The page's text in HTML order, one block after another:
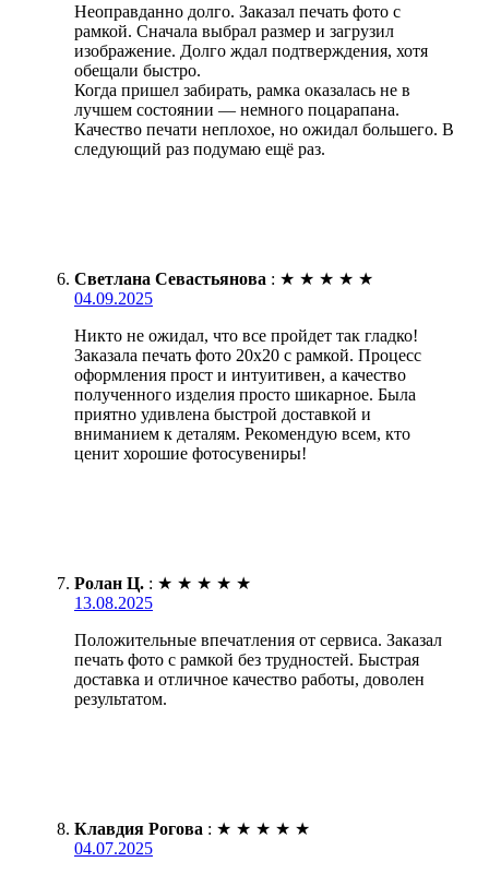
Неоправданно долго. Заказал печать фото с
рамкой. Сначала выбрал размер и загрузил
изображение. Долго ждал подтверждения, хотя
обещали быстро.
Когда пришел забирать, рамка оказалась не в
лучшем состоянии — немного поцарапана.
Качество печати неплохое, но ожидал большего. В
следующий раз подумаю ещё раз.
Светлана Севастьянова : ★ ★ ★ ★ ★
04.09.2025
Никто не ожидал, что все пройдет так гладко!
Заказала печать фото 20х20 с рамкой. Процесс
оформления прост и интуитивен, а качество
полученного изделия просто шикарное. Была
приятно удивлена быстрой доставкой и
вниманием к деталям. Рекомендую всем, кто
ценит хорошие фотосувениры!
Ролан Ц. : ★ ★ ★ ★ ★
13.08.2025
Положительные впечатления от сервиса. Заказал
печать фото с рамкой без трудностей. Быстрая
доставка и отличное качество работы, доволен
результатом.
Клавдия Рогова : ★ ★ ★ ★ ★
04.07.2025